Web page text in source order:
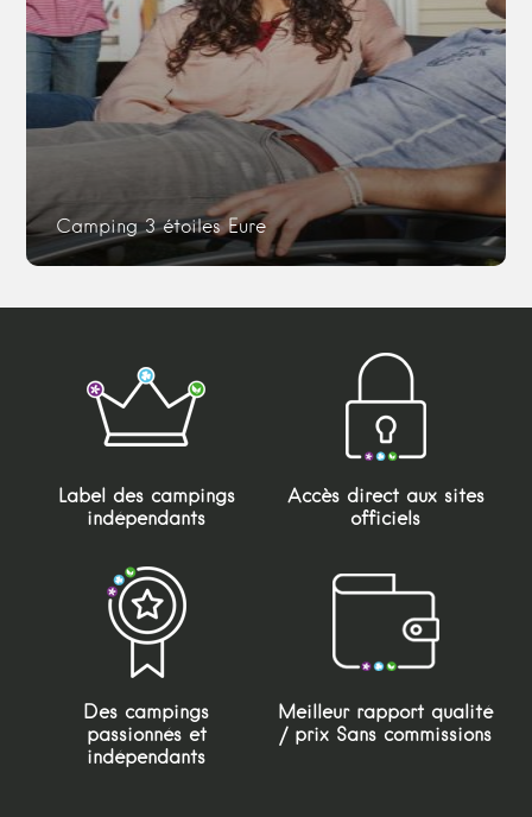
Camping 3 étoiles Eure
Label des campings
indépendants
Accès direct aux sites
officiels
Des campings
passionnés et
indépendants
Meilleur rapport qualité
/ prix Sans commissions